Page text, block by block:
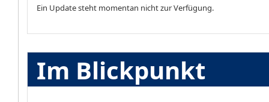
Ein Update steht momentan nicht zur Verfügung.
Im Blickpunkt